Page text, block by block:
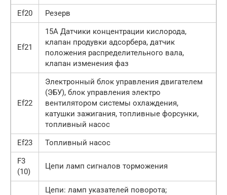
Ef20
Резерв
Ef21
15A Датчики концентрации кислорода,
клапан продувки адсорбера, датчик
положения распределительного вала,
клапан изменения фаз
Ef22
Электронный блок управления двигателем
(ЭБУ), блок управления электро
вентилятором системы охлаждения,
катушки зажигания, топливные форсунки,
топливный насос
Ef23
Топливный насос
F3
(10)
Цепи ламп сигналов торможения
Цепи: ламп указателей поворота;